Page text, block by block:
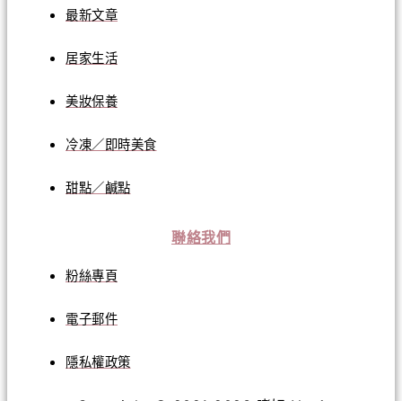
最新文章
居家生活
美妝保養
冷凍／即時美食
甜點／鹹點
聯絡我們
粉絲專頁
電子郵件
隱私權政策